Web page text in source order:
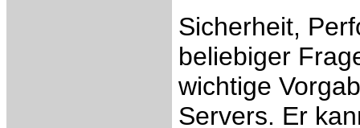
Sicherheit,
beliebiger
wichtige
Servers. Er